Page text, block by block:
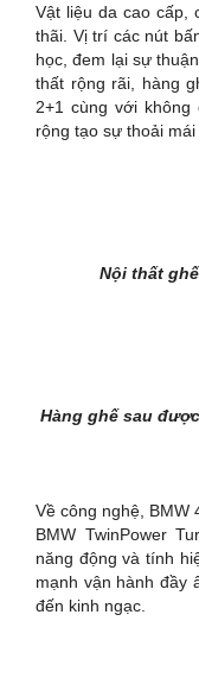
Vật liệu da cao cấp,
thãi. Vị trí các nút
học, đem lại sự
thất rộng rãi, hàng
2+1 cùng với không
rộng tạo sự thoải mái
Nội thất
Hàng ghế sau
Về công nghệ, BMW
BMW TwinPower
năng động và tính
mạnh vận hành đầy
đến kinh ngạc.